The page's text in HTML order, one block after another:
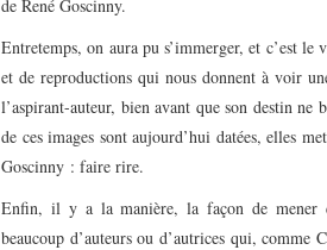
de René Goscinny.
Entretemps, on aura pu s’immerger, et c’est
et de reproductions qui nous donnent à voir
l’aspirant-auteur, bien avant que son destin ne
de ces images sont aujourd’hui datées, elles
Goscinny : faire rire.
Enfin, il y a la manière, la façon de mener
beaucoup d’auteurs ou d’autrices qui,